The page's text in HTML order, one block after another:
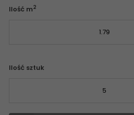
Ilość m2
Ilość sztuk